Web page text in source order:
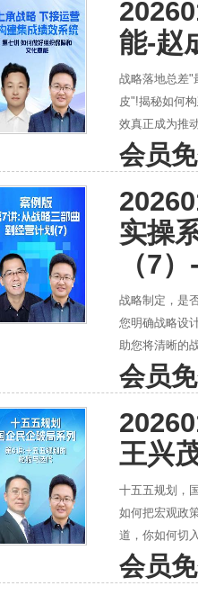
能-赵
战略落地总差"
皮"!揭秘如何
效真正成为推
会员
实操
（7
战略制定，是
您明确战略设
助您将清晰的
会员
王兴
十五五规划，
如何把宏观政
道，你如何切
会员